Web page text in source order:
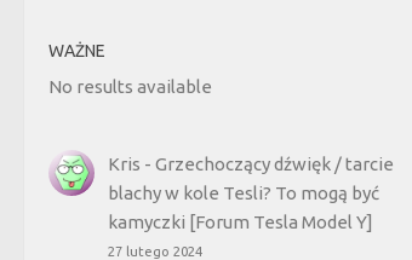
WAŻNE
No results available
Kris - Grzechoczący dźwięk / tarcie
blachy w kole Tesli? To mogą być
kamyczki [Forum Tesla Model Y]
27 lutego 2024